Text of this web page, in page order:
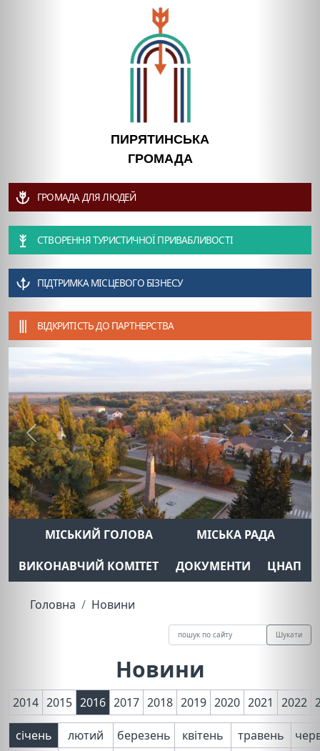
ПИРЯТИНСЬКА
ГРОМАДА
ГРОМАДА ДЛЯ ЛЮДЕЙ
СТВОРЕННЯ ТУРИСТИЧНОЇ ПРИВАБЛИВОСТІ
ПІДТРИМКА МІСЦЕВОГО БІЗНЕСУ
ВІДКРИТІСТЬ ДО ПАРТНЕРСТВА
Previous Next
МІСЬКИЙ ГОЛОВА
МІСЬКА РАДА
ВИКОНАВЧИЙ КОМІТЕТ
ДОКУМЕНТИ ЦНАП
Головна Новини
Шукати
Новини
2014 2015 2016 2017 2018 2019 2020 2021 2022
січень лютий березень квітень травень